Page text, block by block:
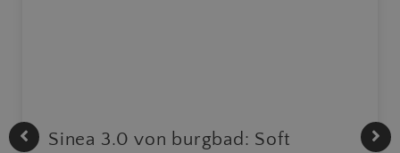
Sinea 3.0 von burgbad: Soft